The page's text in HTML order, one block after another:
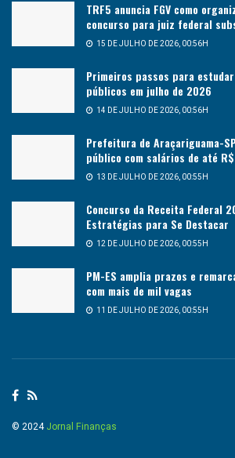
TRF5 anuncia FGV como
concurso para juiz federal
15 DE JULHO DE 2026, 00:56H
Primeiros passos para
públicos em julho de 2026
14 DE JULHO DE 2026, 00:56H
Prefeitura de Araçariguama-
público com salários de até
13 DE JULHO DE 2026, 00:55H
Concurso da Receita Federal
Estratégias para Se Destacar
12 DE JULHO DE 2026, 00:55H
PM-ES amplia prazos e
com mais de mil vagas
11 DE JULHO DE 2026, 00:55H
© 2024Jornal Finanças